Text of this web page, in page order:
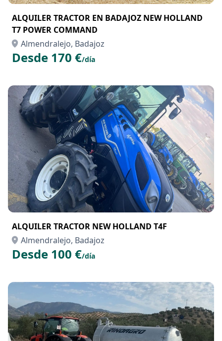
ALQUILER TRACTOR EN BADAJOZ NEW HOLLAND
T7 POWER COMMAND
Almendralejo, Badajoz
Desde 170 €/día
ALQUILER TRACTOR NEW HOLLAND T4F
Almendralejo, Badajoz
Desde 100 €/día